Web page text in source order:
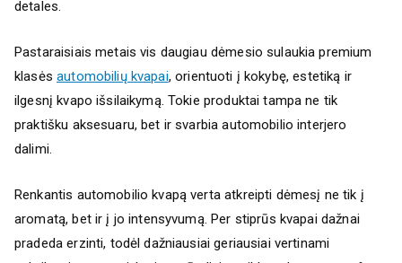
detales.
Pastaraisiais metais vis daugiau dėmesio sulaukia premium
klasėsautomobilių kvapai, orientuoti į kokybę, estetiką ir
ilgesnį kvapo išsilaikymą. Tokie produktai tampa ne tik
praktišku aksesuaru, bet ir svarbia automobilio interjero
dalimi.
Renkantis automobilio kvapą verta atkreipti dėmesį ne tik į
aromatą, bet ir į jo intensyvumą. Per stiprūs kvapai dažnai
pradeda erzinti, todėl dažniausiai geriausiai vertinami